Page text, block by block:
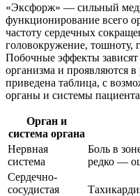
«Эксфорж» — сильный
функционирование всего
частоту сердечных
головокружение, тошноту,
Побочные эффекты
организма и проявляются
приведена таблица, с
органы и системы
Орган и
система органа
Нервная
система
Боль в
редко —
Сердечно-
сосудистая